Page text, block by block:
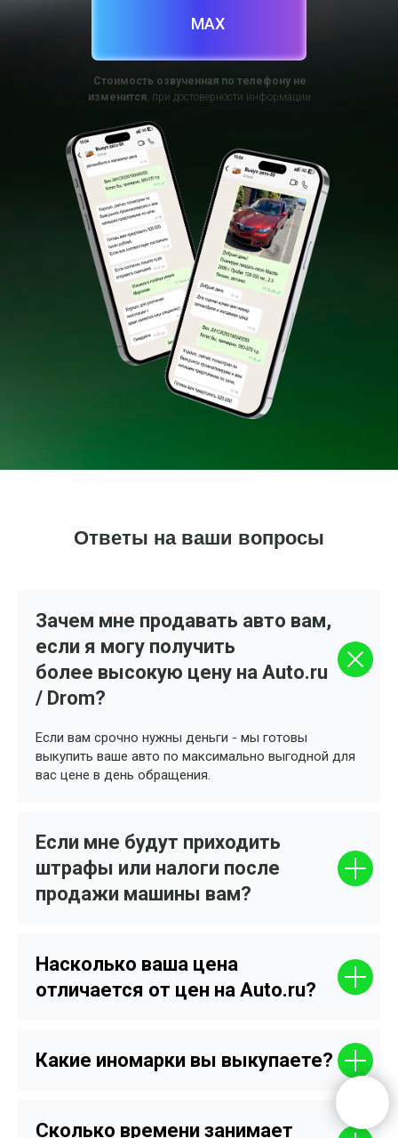
Стоимость озвученная по телефону не
изменится, при достоверности информации
MAX
Ответы на ваши вопросы
Зачем мне продавать авто вам,
если я могу получить
более высокую цену на Auto.ru
/ Drom?
Если вам срочно нужны деньги - мы готовы
выкупить ваше авто по максимально выгодной для
вас цене в день обращения.
Если мне будут приходить
штрафы или налоги после
продажи машины вам?
Насколько ваша цена
отличается от цен на Auto.ru?
Какие иномарки вы выкупаете?
Сколько времени занимает